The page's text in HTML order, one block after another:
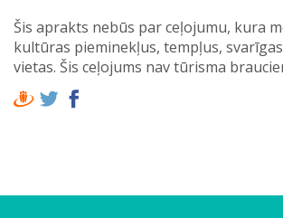
Šis aprakts nebūs par ceļojumu, kura
kultūras pieminekļus, tempļus,
vietas. Šis ceļojums nav tūrisma